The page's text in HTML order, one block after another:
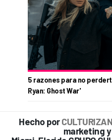
5 razones para no
Ryan: Ghost War'
Hecho por
marketing